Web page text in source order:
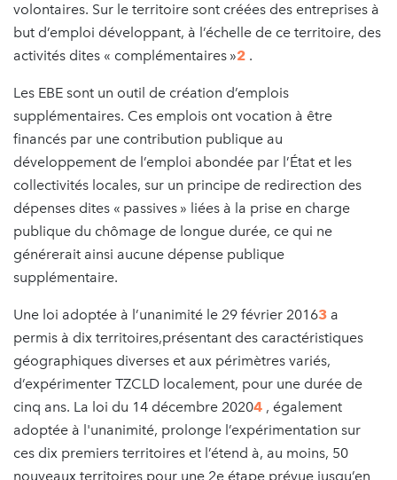
volontaires. Sur le territoire sont créées des entreprises à
but d’emploi développant, à l’échelle de ce territoire, des
activités dites « complémentaires »2 .
Les EBE sont un outil de création d’emplois
supplémentaires. Ces emplois ont vocation à être
financés par une contribution publique au
développement de l’emploi abondée par l’État et les
collectivités locales, sur un principe de redirection des
dépenses dites « passives » liées à la prise en charge
publique du chômage de longue durée, ce qui ne
générerait ainsi aucune dépense publique
supplémentaire.
Une loi adoptée à l’unanimité le 29 février 20163 a
permis à dix territoires,présentant des caractéristiques
géographiques diverses et aux périmètres variés,
d’expérimenter TZCLD localement, pour une durée de
cinq ans. La loi du 14 décembre 20204 , également
adoptée à l'unanimité, prolonge l’expérimentation sur
ces dix premiers territoires et l’étend à, au moins, 50
nouveaux territoires pour une 2e étape prévue jusqu’en